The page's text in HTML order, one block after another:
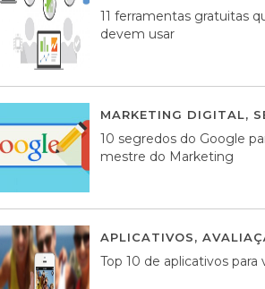
11 ferramentas gratuitas
devem usar
MARKETING DIGITAL,
10 segredos do Google
mestre do Marketing
APLICATIVOS,
Top 10 de aplicativos